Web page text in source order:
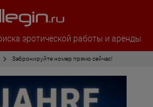
эротической работы и аренды
Забронируйте номер прямо сейчас!